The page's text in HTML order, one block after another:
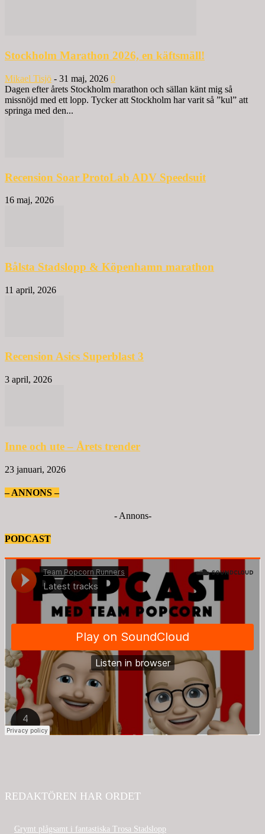
Stockholm Marathon 2026, en käftsmäll!
Mikael Tisjö - 31 maj, 2026 0
Dagen efter årets Stockholm marathon och sällan känt mig så
missnöjd med ett lopp. Tycker att Stockholm har varit så ”kul” att
springa med den...
Recension Soar ProtoLab ADV Speedsuit
16 maj, 2026
Bålsta Stadslopp & Köpenhamn marathon
11 april, 2026
Recension Asics Superblast 3
3 april, 2026
Inne och ute – Årets trender
23 januari, 2026
– ANNONS –
- Annons-
PODCAST
REDAKTÖREN HAR ORDET
Grymt plågsamt i fantastiska Trosa Stadslopp